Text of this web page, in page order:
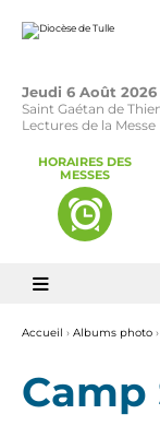
contenu.
navigation
Jeudi 6 Août 2026
Saint Gaétan de
Lectures de la Messe
HORAIRES DES
MESSES

Accueil › Albums photo ›
Camp